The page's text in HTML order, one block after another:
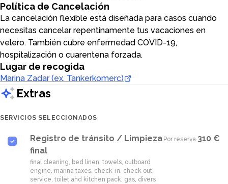
Política de Cancelación
La cancelación flexible está diseñada para casos cuando
necesitas cancelar repentinamente tus vacaciones en
velero. También cubre enfermedad COVID-19,
hospitalización o cuarentena forzada.
Lugar de recogida
Marina Zadar (ex. Tankerkomerc)
Extras
SERVICIOS SELECCIONADOS
Registro de tránsito / Limpieza
final
final cleaning, bed linen, towels, outboard
engine, marina taxes, check-in, check out
service, toilet and kitchen pack, gas, divers
Por reserva·310 €